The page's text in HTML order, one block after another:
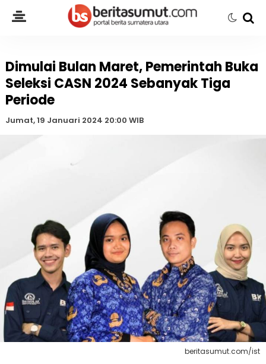
Dimulai Bulan Maret, Pemerintah Buka
Seleksi CASN 2024 Sebanyak Tiga
Periode
Jumat, 19 Januari 2024 20:00 WIB
beritasumut.com/ist